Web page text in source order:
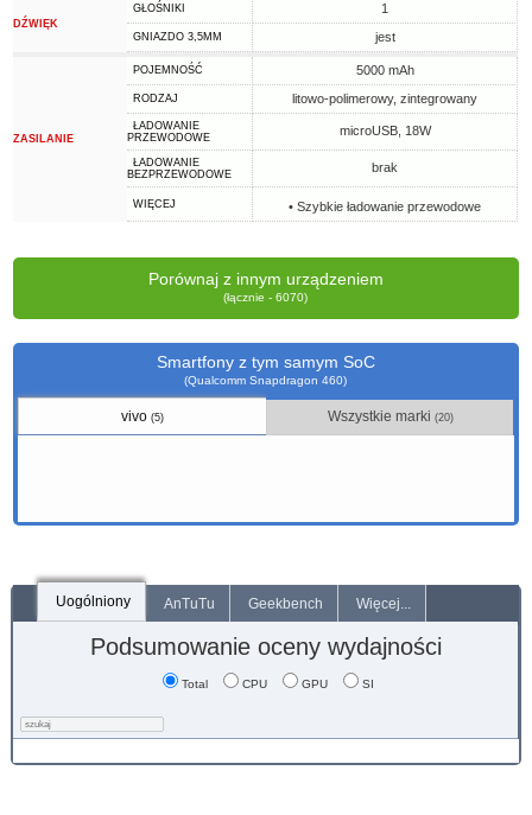
DŹWIĘK
GŁOŚNIKI 1
GNIAZDO 3,5MM jest
ZASILANIE
POJEMNOŚĆ 5000 mAh
RODZAJ litowo-polimerowy, zintegrowany
ŁADOWANIE
PRZEWODOWE
microUSB, 18W
ŁADOWANIE
BEZPRZEWODOWE
brak
WIĘCEJ • Szybkie ładowanie przewodowe
Porównaj z innym urządzeniem
(łącznie - 6070)
Smartfony z tym samym SoC
(Qualcomm Snapdragon 460)
vivo(5) Wszystkie marki (20)
Uogólniony AnTuTu Geekbench Więcej...
Podsumowanie oceny wydajności
Total CPU GPU SI